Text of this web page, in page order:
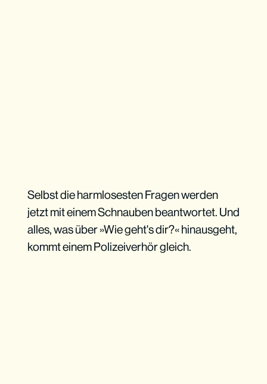
Selbst die harmlosesten Fragen werden
jetzt mit einem Schnauben beantwortet. Und
alles, was über »Wie geht's dir?« hinausgeht,
kommt einem Polizeiverhör gleich.